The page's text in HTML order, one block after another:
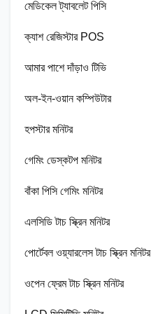
মেডিকেল ট্যাবলেট পিসি
ক্যাশ রেজিস্টার POS
আমার পাশে দাঁড়াও টিভি
অল-ইন-ওয়ান কম্পিউটার
হপস্টার মনিটর
গেমিং ডেস্কটপ মনিটর
বাঁকা পিসি গেমিং মনিটর
এলসিডি টাচ স্ক্রিন মনিটর
পোর্টেবল ওয়্যারলেস টাচ স্ক্রিন মনিটর
ওপেন ফ্রেম টাচ স্ক্রিন মনিটর